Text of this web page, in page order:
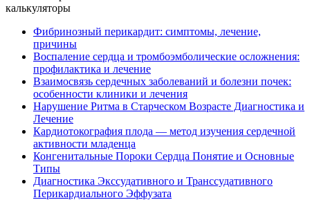
калькуляторы
Фибринозный перикардит: симптомы, лечение,
причины
Воспаление сердца и тромбоэмболические осложнения:
профилактика и лечение
Взаимосвязь сердечных заболеваний и болезни почек:
особенности клиники и лечения
Нарушение Ритма в Старческом Возрасте Диагностика и
Лечение
Кардиотокография плода — метод изучения сердечной
активности младенца
Конгенитальные Пороки Сердца Понятие и Основные
Типы
Диагностика Экссудативного и Транссудативного
Перикардиального Эффузата